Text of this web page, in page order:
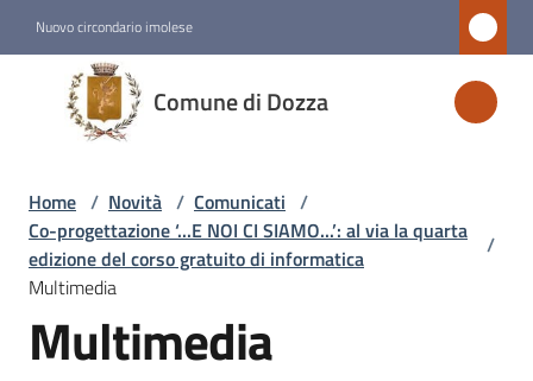
Nuovo circondario imolese
Comune di Dozza
Comune
di
Dozza
Amministrazione
Novità
Menu selezionato
Home / Novità / Comunicati /
Co-progettazione ‘...E NOI CI SIAMO...’: al via la quarta
edizione del corso gratuito di informatica
/
Multimedia
Multimedia